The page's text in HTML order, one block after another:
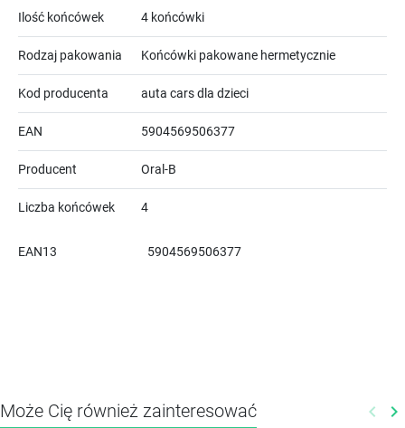
Ilość końcówek 4 końcówki
Rodzaj pakowania Końcówki pakowane hermetycznie
Kod producenta auta cars dla dzieci
EAN 5904569506377
Producent Oral-B
Liczba końcówek 4
EAN13 5904569506377
Może Cię również zainteresować keyboard_arrow_left keyboard_arrow_right